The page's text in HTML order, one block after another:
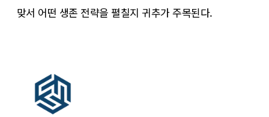
맞서 어떤 생존 전략을 펼칠지 귀추가 주목된다.